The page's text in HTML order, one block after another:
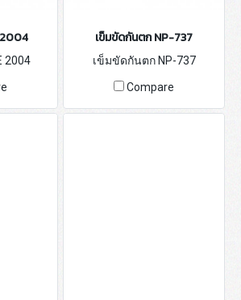
2004
เข็มขัดกันตก NP-737
เข็มขัดกันตก NP-737
Compare